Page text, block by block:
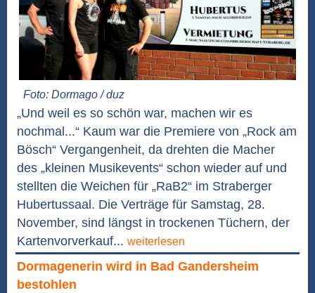
Foto: Dormago / duz
„Und weil es so schön war, machen wir es
nochmal...“ Kaum war die Premiere von „Rock am
Bösch“ Vergangenheit, da drehten die Macher
des „kleinen Musikevents“ schon wieder auf und
stellten die Weichen für „RaB2“ im Straberger
Hubertussaal. Die Verträge für Samstag, 28.
November, sind längst in trockenen Tüchern, der
Kartenvorverkauf... weiterlesen
Dormagenerin wird in Bad Gandersheim
bestohlen